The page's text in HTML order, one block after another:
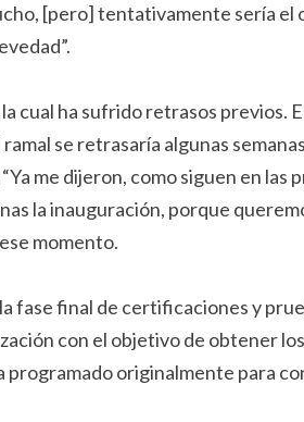
[pero] tentativamente sería el
cual ha sufrido retrasos previos.
se retrasaría algunas
me dijeron, como siguen en las
la inauguración, porque
momento.
final de certificaciones y
con el objetivo de obtener
programado originalmente para